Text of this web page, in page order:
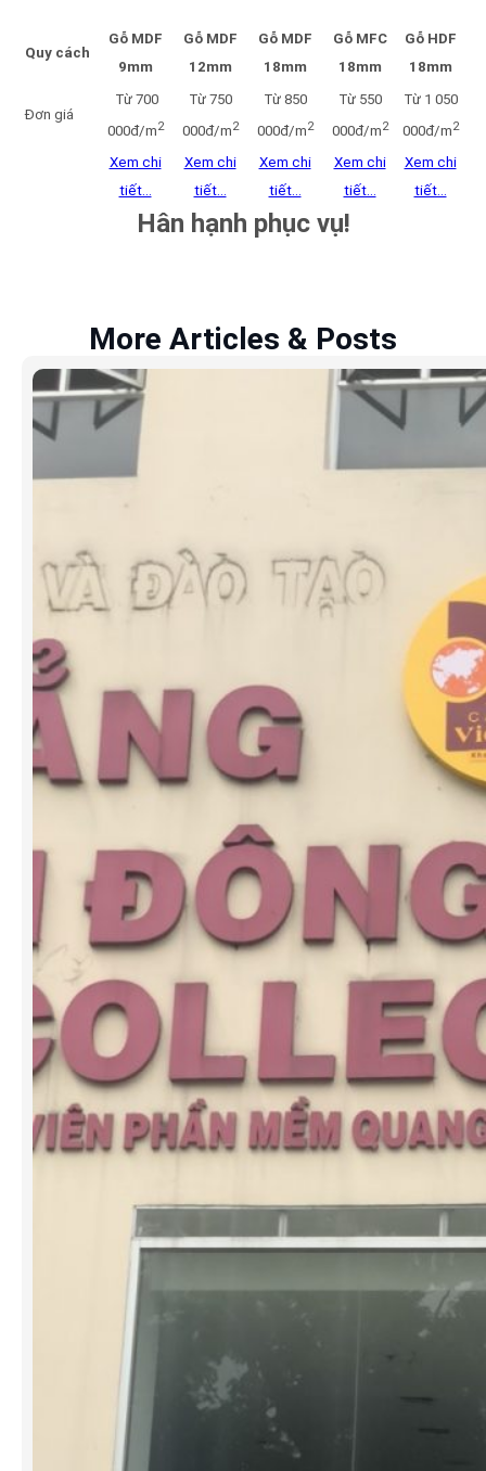
Quy cách
Gỗ MDF
9mm
Gỗ MDF
12mm
Gỗ MDF
18mm
Gỗ MFC
18mm
Gỗ HDF
18mm
Đơn giá
Từ 700
000đ/m2
Từ 750
000đ/m2
Từ 850
000đ/m2
Từ 550
000đ/m2
Từ 1 050
000đ/m2
Xem chi
tiết…
Xem chi
tiết…
Xem chi
tiết…
Xem chi
tiết…
Xem chi
tiết…
Hân hạnh phục vụ!
More Articles & Posts